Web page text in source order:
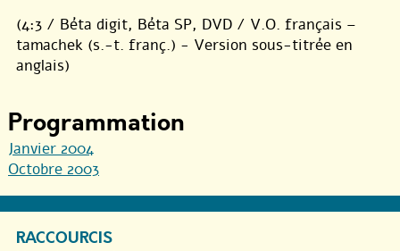
(4:3 / Béta digit, Béta SP, DVD / V.O. français –
tamachek (s.-t. franç.) - Version sous-titrée en
anglais)
Programmation
Janvier 2004
Octobre 2003
RACCOURCIS